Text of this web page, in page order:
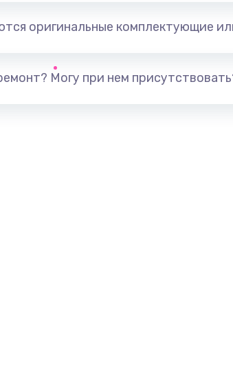
оригинальные комплектующие
Могу при нем